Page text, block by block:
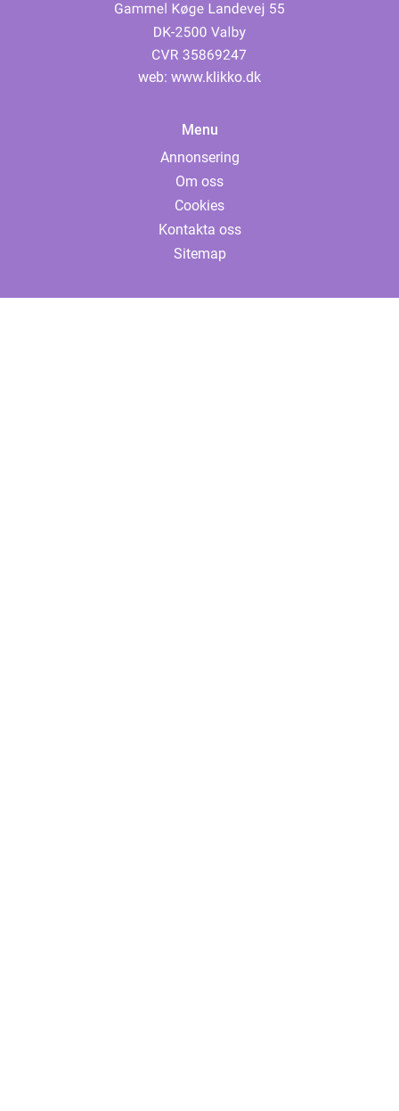
web: www.klikko.dk
Menu
Annonsering
Om oss
Cookies
Kontakta oss
Sitemap